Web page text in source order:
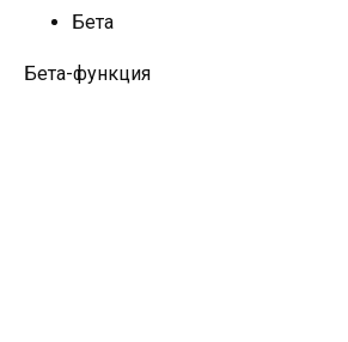
Бета
Бета-функция